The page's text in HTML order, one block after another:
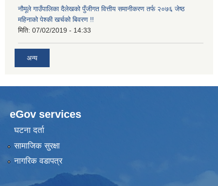
नौमूले गाउँपालिका दैलेखको पुँजीगत वित्तीय समानीकरण तर्फ २०७६ जेष्ठ
महिनाको पेश्की खर्चको बिवरण !!
मिति: 07/02/2019 - 14:33
अन्य
eGov services
घटना दर्ता
सामाजिक सुरक्षा
नागरिक वडापत्र